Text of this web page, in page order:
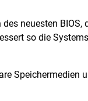
neuesten
so die
Speichermedien